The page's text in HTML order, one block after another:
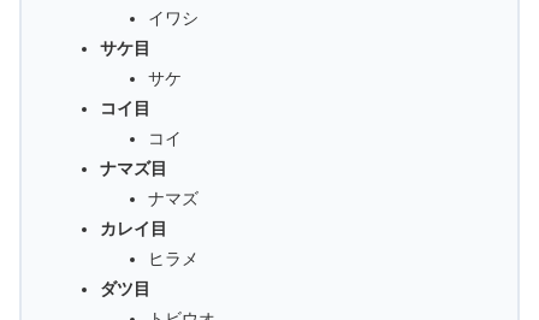
イワシ
サケ目
サケ
コイ目
コイ
ナマズ目
ナマズ
カレイ目
ヒラメ
ダツ目